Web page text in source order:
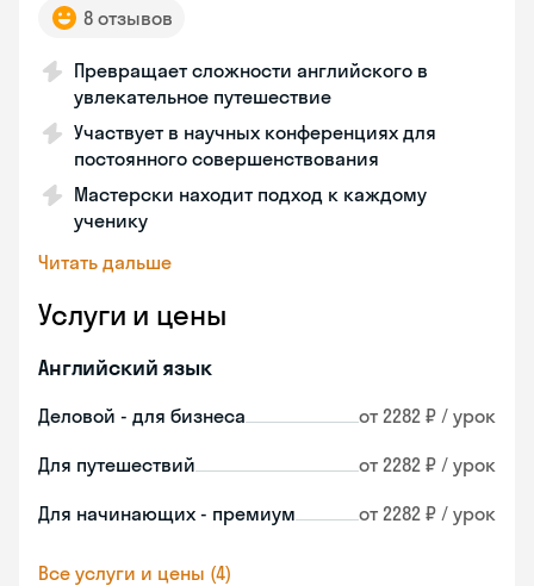
8 отзывов
Превращает сложности английского в
увлекательное путешествие
Участвует в научных конференциях для
постоянного совершенствования
Мастерски находит подход к каждому
ученику
Читать дальше
Услуги и цены
Английский язык
Деловой - для бизнеса от 2282 ₽ / урок
Для путешествий от 2282 ₽ / урок
Для начинающих - премиум от 2282 ₽ / урок
Все услуги и цены (4)